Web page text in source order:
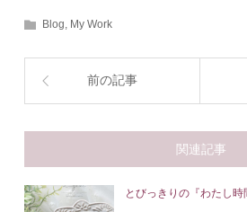
Blog, My Work
前の記事
関連記事
とびっきりの『わたし